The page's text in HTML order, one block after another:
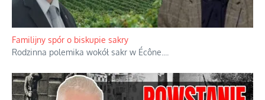
Ciemna strona podręcznikowych mitów historycznych
Historia jest doświadczeniem niepowtarzalnym i tłumaczenie,
że będziemy coś krytykować po to, żeby później znowu jakiegoś
powstania nie zrobili, jest...